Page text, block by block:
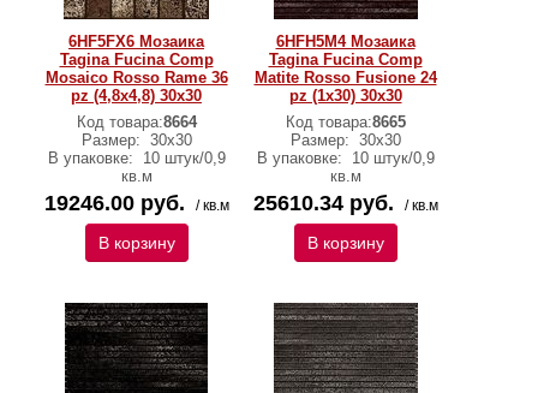
6HF5FX6 Мозаика
Tagina Fucina Comp
Mosaico Rosso Rame 36
pz (4,8x4,8) 30x30
Код товара:8664
Размер: 30x30
В упаковке:
10 штук/0,9
кв.м
19246.00 руб. / кв.м
В корзину
6HFH5M4 Мозаика
Tagina Fucina Comp
Matite Rosso Fusione 24
pz (1x30) 30x30
Код товара:8665
Размер: 30x30
В упаковке:
10 штук/0,9
кв.м
25610.34 руб. / кв.м
В корзину